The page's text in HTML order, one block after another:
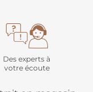
Des experts à
votre écoute